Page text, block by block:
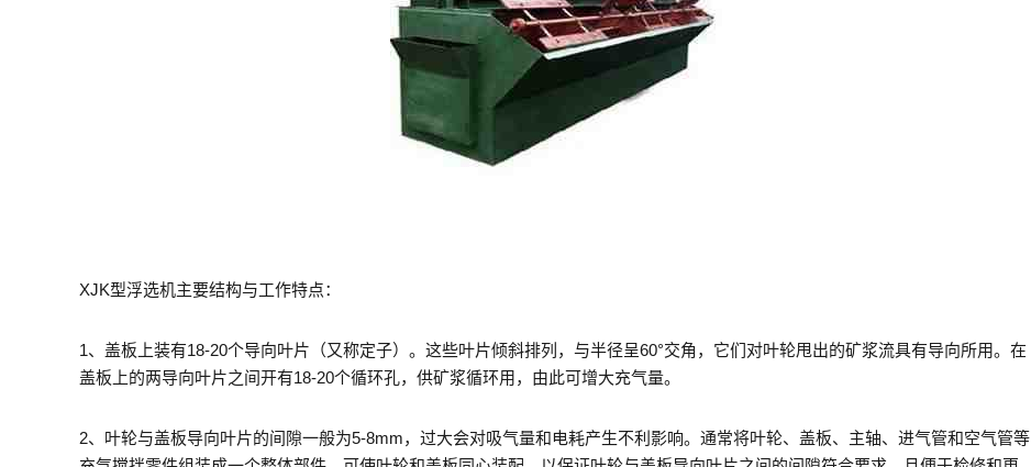
XJK型浮选机主要结构与工作特点：
1、盖板上装有18-20个导向叶片（又称定子）。这些叶片倾斜排列，与半径呈60°交角，它们对叶轮甩出的矿浆流具有导向所用。在
盖板上的两导向叶片之间开有18-20个循环孔，供矿浆循环用，由此可增大充气量。
2、叶轮与盖板导向叶片的间隙一般为5-8mm，过大会对吸气量和电耗产生不利影响。通常将叶轮、盖板、主轴、进气管和空气管等